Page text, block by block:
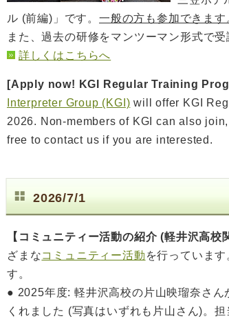
ル (前編)」です。 一般の方も参加できます
また、過去の研修をマンツーマン形式で受
詳しくはこちらへ
[Apply now! KGI Regular Training
Interpreter Group (KGI) will offer KGI
2026. Non-members of KGI can also
free to contact us if you are interested.
2026/7/1
【コミュニティー活動の紹介 (軽井沢高校
ざまなコミュニティー活動 を行っていま
す。
● 2025年度: 軽井沢高校の片山映瑠奈さ
くれました (写真はいずれも片山さん)。